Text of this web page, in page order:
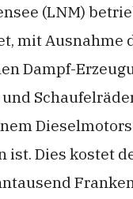
(LNM)
mit Ausnahme
Dampf-
ist. Dies kostet